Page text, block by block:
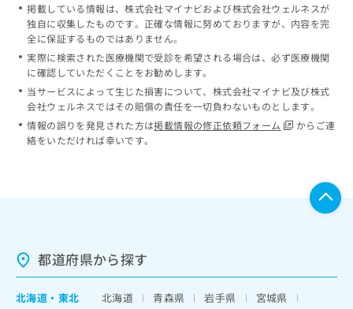
掲載している情報は、株式会社マイナビおよび株式会社ウェルネスが
独自に収集したものです。正確な情報に努めておりますが、内容を完
全に保証するものではありません。
実際に検索された医療機関で受診を希望される場合は、必ず医療機関
に確認していただくことをお勧めします。
当サービスによって生じた損害について、株式会社マイナビ及び株式
会社ウェルネスではその賠償の責任を一切負わないものとします。
情報の誤りを発見された方は掲載情報の修正依頼フォーム
からご連
絡をいただければ幸いです。
都道府県から探す
北海道 ・ 東北 北海道 青森県 岩手県
宮城県